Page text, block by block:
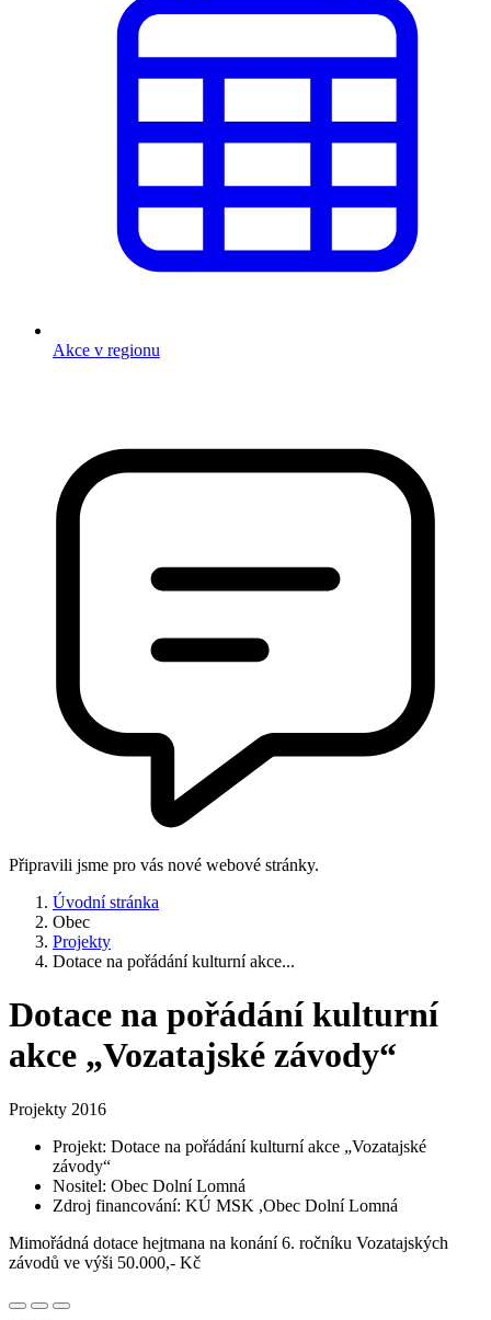
Akce v regionu
Připravili jsme pro vás nové webové stránky.
Úvodní stránka
Obec
Projekty
Dotace na pořádání kulturní akce...
Dotace na pořádání kulturní
akce „Vozatajské závody“
Projekty 2016
Projekt: Dotace na pořádání kulturní akce „Vozatajské
závody“
Nositel: Obec Dolní Lomná
Zdroj financování: KÚ MSK ,Obec Dolní Lomná
Mimořádná dotace hejtmana na konání 6. ročníku Vozatajských
závodů ve výši 50.000,- Kč